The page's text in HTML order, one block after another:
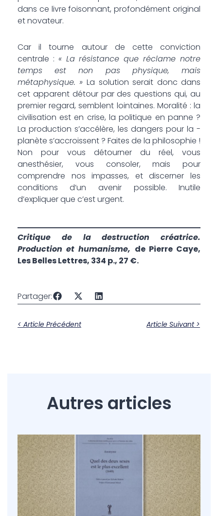
dans ce ­livre foisonnant, profondément original
et novateur.
Car il tourne autour de cette conviction
centrale : « La résistance que réclame notre
temps est non pas physique, mais
métaphysique. » La solution serait donc dans
cet apparent détour par des questions qui, au
premier regard, semblent lointaines. Moralité : la
civilisation est en crise, la poli­tique en panne ?
La production s’accélère, les dangers pour la ­
planète s’accroissent ? Faites de la philosophie !
Non pour vous détourner du réel, vous
anesthésier, vous consoler, mais pour
comprendre nos impasses, et discerner les
conditions d’un avenir possible. Inutile
d’expliquer que c’est urgent.
Critique de la destruction créatrice.
Production et humanisme, de Pierre Caye,
Les Belles Lettres, 334 p., 27 €.
Partager:
< Article Précédent Article Suivant >
Autres articles